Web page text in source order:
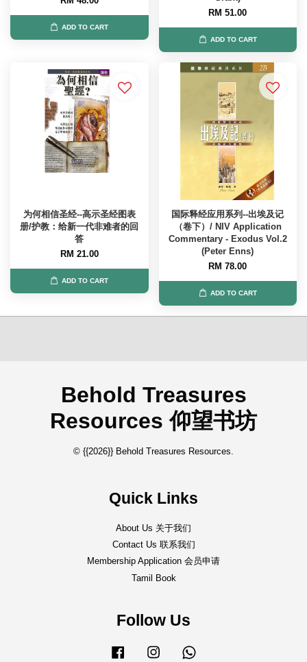
ADD TO CART
RM 51.00
ADD TO CART
为何相信圣经--高示圣经图表
册/护教：给新一代非难者的回
答
RM 21.00
ADD TO CART
国际释经应用系列--出埃及记
（卷下）/ NIV Application
Commentary - Exodus Vol.2
(Peter Enns)
RM 78.00
ADD TO CART
Behold Treasures
Resources 仰望书坊
© {{2026}} Behold Treasures Resources.
Quick Links
About Us 关于我们
Contact Us 联系我们
Membership Application 会员申请
Tamil Book
Follow Us
Facebook Instagram